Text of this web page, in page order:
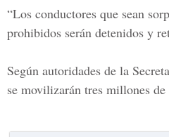
“Los conductores que sean
prohibidos serán detenidos y
Según autoridades de la
se movilizarán tres millones de